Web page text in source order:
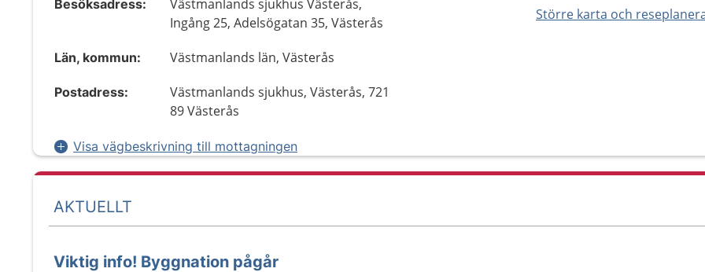
Större karta och
Besöksadress:
Västmanlands sjukhus Västerås,
Ingång 25, Adelsögatan 35, Västerås
Län, kommun: Västmanlands län, Västerås
Postadress:
Västmanlands sjukhus, Västerås, 721
89 Västerås
Visa vägbeskrivning till mottagningen
AKTUELLT
Viktig info! Byggnation pågår